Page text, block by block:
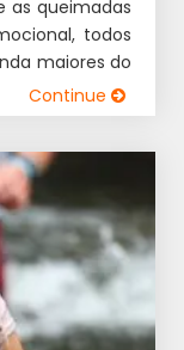
as queimadas
todos
maiores do
Continue